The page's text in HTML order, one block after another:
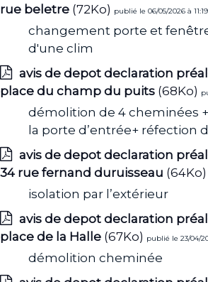
rue beletre (72Ko) publié le 06/05/2026 à 11:19
changement porte et
d'une clim
avis de depot declaration
place du champ du puits (68Ko)
démolition de 4 cheminées
la porte d’entrée+ réfection
avis de depot declaration
34 rue fernand duruisseau (64Ko)
isolation par l’extérieur
avis de depot declaration
place de la Halle (67Ko) publié le 23/04/
démolition cheminée